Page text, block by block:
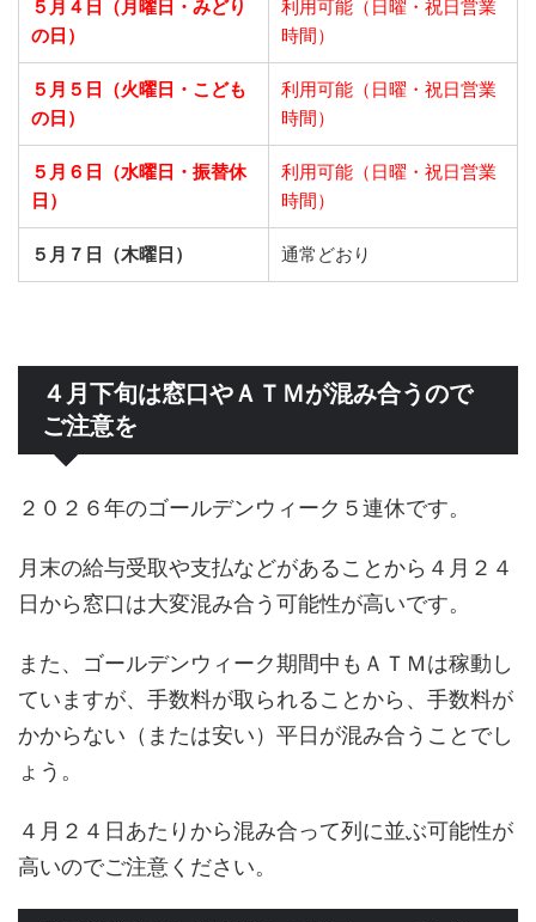
５月４日（月曜日・みどり
の日）
利用可能（日曜・祝日営業
時間）
５月５日（火曜日・こども
の日）
利用可能（日曜・祝日営業
時間）
５月６日（水曜日・振替休
日）
利用可能（日曜・祝日営業
時間）
５月７日（木曜日） 通常どおり
４月下旬は窓口やＡＴＭが混み合うので
ご注意を
２０２６年のゴールデンウィーク５連休です。
月末の給与受取や支払などがあることから４月２４
日から窓口は大変混み合う可能性が高いです。
また、ゴールデンウィーク期間中もＡＴＭは稼動し
ていますが、手数料が取られることから、手数料が
かからない（または安い）平日が混み合うことでし
ょう。
４月２４日あたりから混み合って列に並ぶ可能性が
高いのでご注意ください。